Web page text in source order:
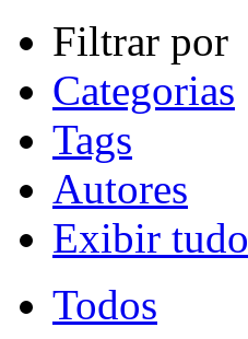
Filtrar por
Categorias
Tags
Autores
Exibir tudo
Todos